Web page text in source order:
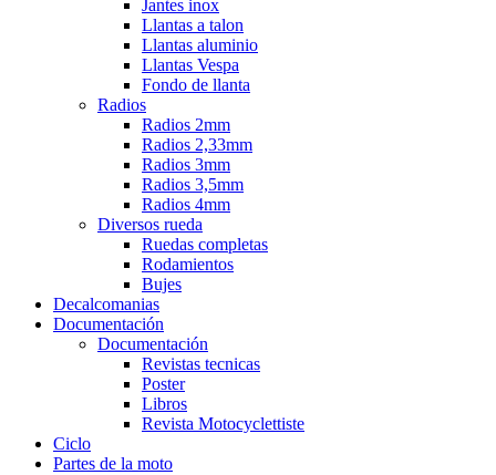
Jantes inox
Llantas a talon
Llantas aluminio
Llantas Vespa
Fondo de llanta
Radios
Radios 2mm
Radios 2,33mm
Radios 3mm
Radios 3,5mm
Radios 4mm
Diversos rueda
Ruedas completas
Rodamientos
Bujes
Decalcomanias
Documentación
Documentación
Revistas tecnicas
Poster
Libros
Revista Motocyclettiste
Ciclo
Partes de la moto